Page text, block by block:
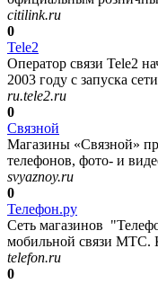
citilink.ru
0
Tele2
Оператор связи Tele2
2003 году с запуска
ru.tele2.ru
0
Связной
Магазины «Связной»
телефонов, фото- и
svyaznoy.ru
0
Телефон.ру
Сеть магазинов
мобильной связи МТС.
telefon.ru
0